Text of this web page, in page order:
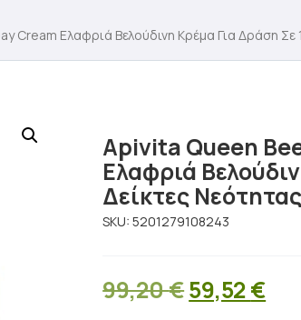
Cream Ελαφριά Βελούδινη Κρέμα Για Δράση Σε
Apivita Queen
Ελαφριά
Δείκτες
SKU:5201279108243
99,20€Original
59,52€Η